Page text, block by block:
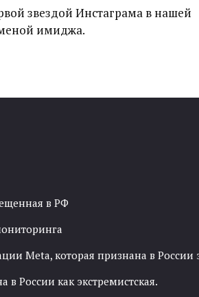
звездой Инстаграма в нашей
имиджа.
в РФ
Meta, которая признана в России
в России как экстремистская.